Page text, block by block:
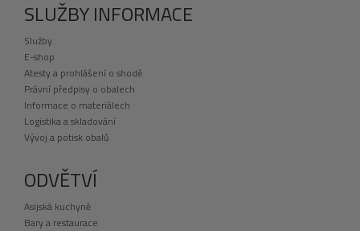
SLUŽBY INFORMACE
Služby
E-shop
Atesty a prohlášení o shodě
Právní předpisy o obalech
Informace o materiálech
Logistika a skladování
Vývoj a potisk obalů
ODVĚTVÍ
Asijská kuchyně
Bary a restaurace